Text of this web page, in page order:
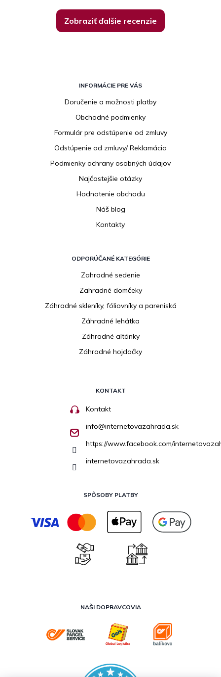
Zobraziť ďalšie recenzie
INFORMÁCIE PRE VÁS
Doručenie a možnosti platby
Obchodné podmienky
Formulár pre odstúpenie od zmluvy
Odstúpenie od zmluvy/ Reklamácia
Podmienky ochrany osobných údajov
Najčastejšie otázky
Hodnotenie obchodu
Náš blog
Kontakty
ODPORÚČANÉ KATEGÓRIE
Zahradné sedenie
Zahradné domčeky
Záhradné skleníky, fóliovníky a pareniská
Záhradné lehátka
Záhradné altánky
Záhradné hojdačky
KONTAKT
Kontakt
info@internetovazahrada.sk
https://www.facebook.com/
internetovazahrada.sk
SPÔSOBY PLATBY
NAŠI DOPRAVCOVIA